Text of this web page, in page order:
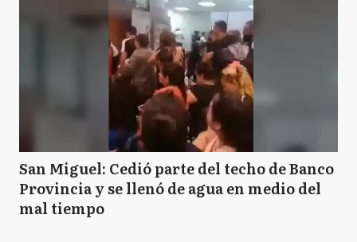
San Miguel: Cedió parte del techo de Banco
Provincia y se llenó de agua en medio del
mal tiempo